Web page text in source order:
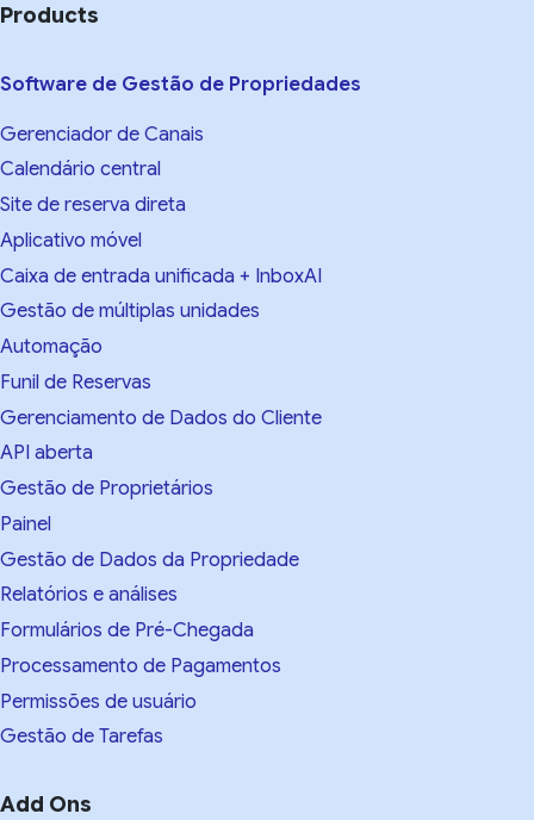
Products
Software de Gestão de Propriedades
Gerenciador de Canais
Calendário central
Site de reserva direta
Aplicativo móvel
Caixa de entrada unificada + InboxAI
Gestão de múltiplas unidades
Automação
Funil de Reservas
Gerenciamento de Dados do Cliente
API aberta
Gestão de Proprietários
Painel
Gestão de Dados da Propriedade
Relatórios e análises
Formulários de Pré-Chegada
Processamento de Pagamentos
Permissões de usuário
Gestão de Tarefas
Add Ons